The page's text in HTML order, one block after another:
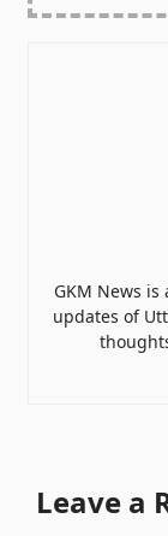
GKM News
updates of
Leave a